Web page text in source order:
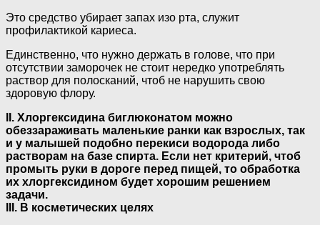
Это средство убирает запах изо рта, служит
профилактикой кариеса.
Единственно, что нужно держать в голове, что при
отсутствии заморочек не стоит нередко употреблять
раствор для полосканий, чтоб не нарушить свою
здоровую флору.
II. Хлоргексидина биглюконатом можно
обеззараживать маленькие ранки как взрослых, так
и у малышей подобно перекиси водорода либо
растворам на базе спирта. Если нет критерий, чтоб
промыть руки в дороге перед пищей, то обработка
их хлоргексидином будет хорошим решением
задачи.
III. В косметических целях